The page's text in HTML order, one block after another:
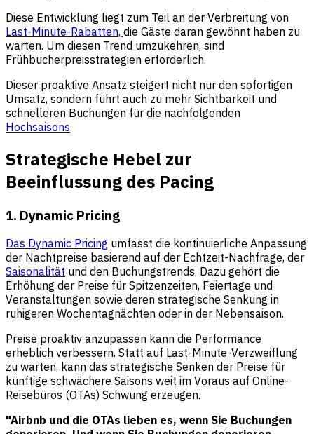
Diese Entwicklung liegt zum Teil an der Verbreitung von
Last-Minute-Rabatten, die Gäste daran gewöhnt haben zu
warten. Um diesen Trend umzukehren, sind
Frühbucherpreisstrategien erforderlich.
Dieser proaktive Ansatz steigert nicht nur den sofortigen
Umsatz, sondern führt auch zu mehr Sichtbarkeit und
schnelleren Buchungen für die nachfolgenden
Hochsaisons.
Strategische Hebel zur
Beeinflussung des Pacing
1. Dynamic Pricing
Das Dynamic Pricing umfasst die kontinuierliche Anpassung
der Nachtpreise basierend auf der Echtzeit-Nachfrage, der
Saisonalität und den Buchungstrends. Dazu gehört die
Erhöhung der Preise für Spitzenzeiten, Feiertage und
Veranstaltungen sowie deren strategische Senkung in
ruhigeren Wochentagnächten oder in der Nebensaison.
Preise proaktiv anzupassen kann die Performance
erheblich verbessern. Statt auf Last-Minute-Verzweiflung
zu warten, kann das strategische Senken der Preise für
künftige schwächere Saisons weit im Voraus auf Online-
Reisebüros (OTAs) Schwung erzeugen.
"Airbnb und die OTAs lieben es, wenn Sie Buchungen